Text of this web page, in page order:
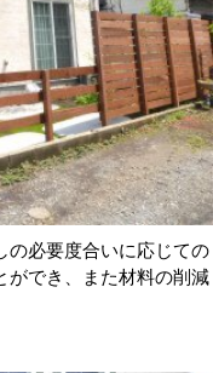
の必要度合いに応じての
ができ、また材料の削減